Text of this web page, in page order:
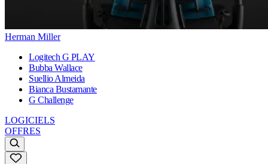
Herman Miller
Logitech G PLAY
Bubba Wallace
Suellio Almeida
Bianca Bustamante
G Challenge
LOGICIELS
OFFRES